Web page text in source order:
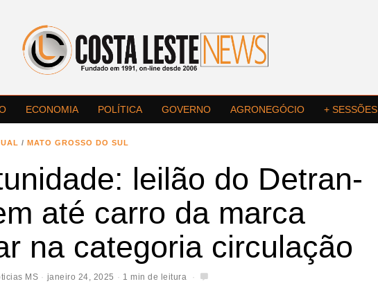
ECONOMIA POLÍTICA GOVERNO AGRONEGÓCIO + SESSÕES
/ MATO GROSSO DO SUL
leilão do Detran-
até carro da marca
na categoria circulação
MS janeiro 24, 2025 1 min de leitura